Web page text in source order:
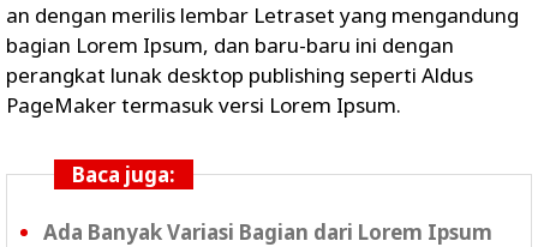
an dengan merilis lembar Letraset yang mengandung
bagian Lorem Ipsum, dan baru-baru ini dengan
perangkat lunak desktop publishing seperti Aldus
PageMaker termasuk versi Lorem Ipsum.
Baca juga:
Ada Banyak Variasi Bagian dari Lorem Ipsum